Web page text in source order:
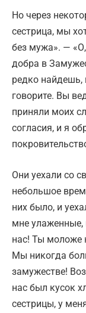
Но через
сестрица, мы
без мужа». —
добра в
редко найдешь,
говорите. Вы
приняли моих
согласия, и я
Они уехали со
небольшое
них было, и
мне улаженные,
нас! Ты моложе
Мы никогда
замужестве!
нас был кусок
сестрицы, у